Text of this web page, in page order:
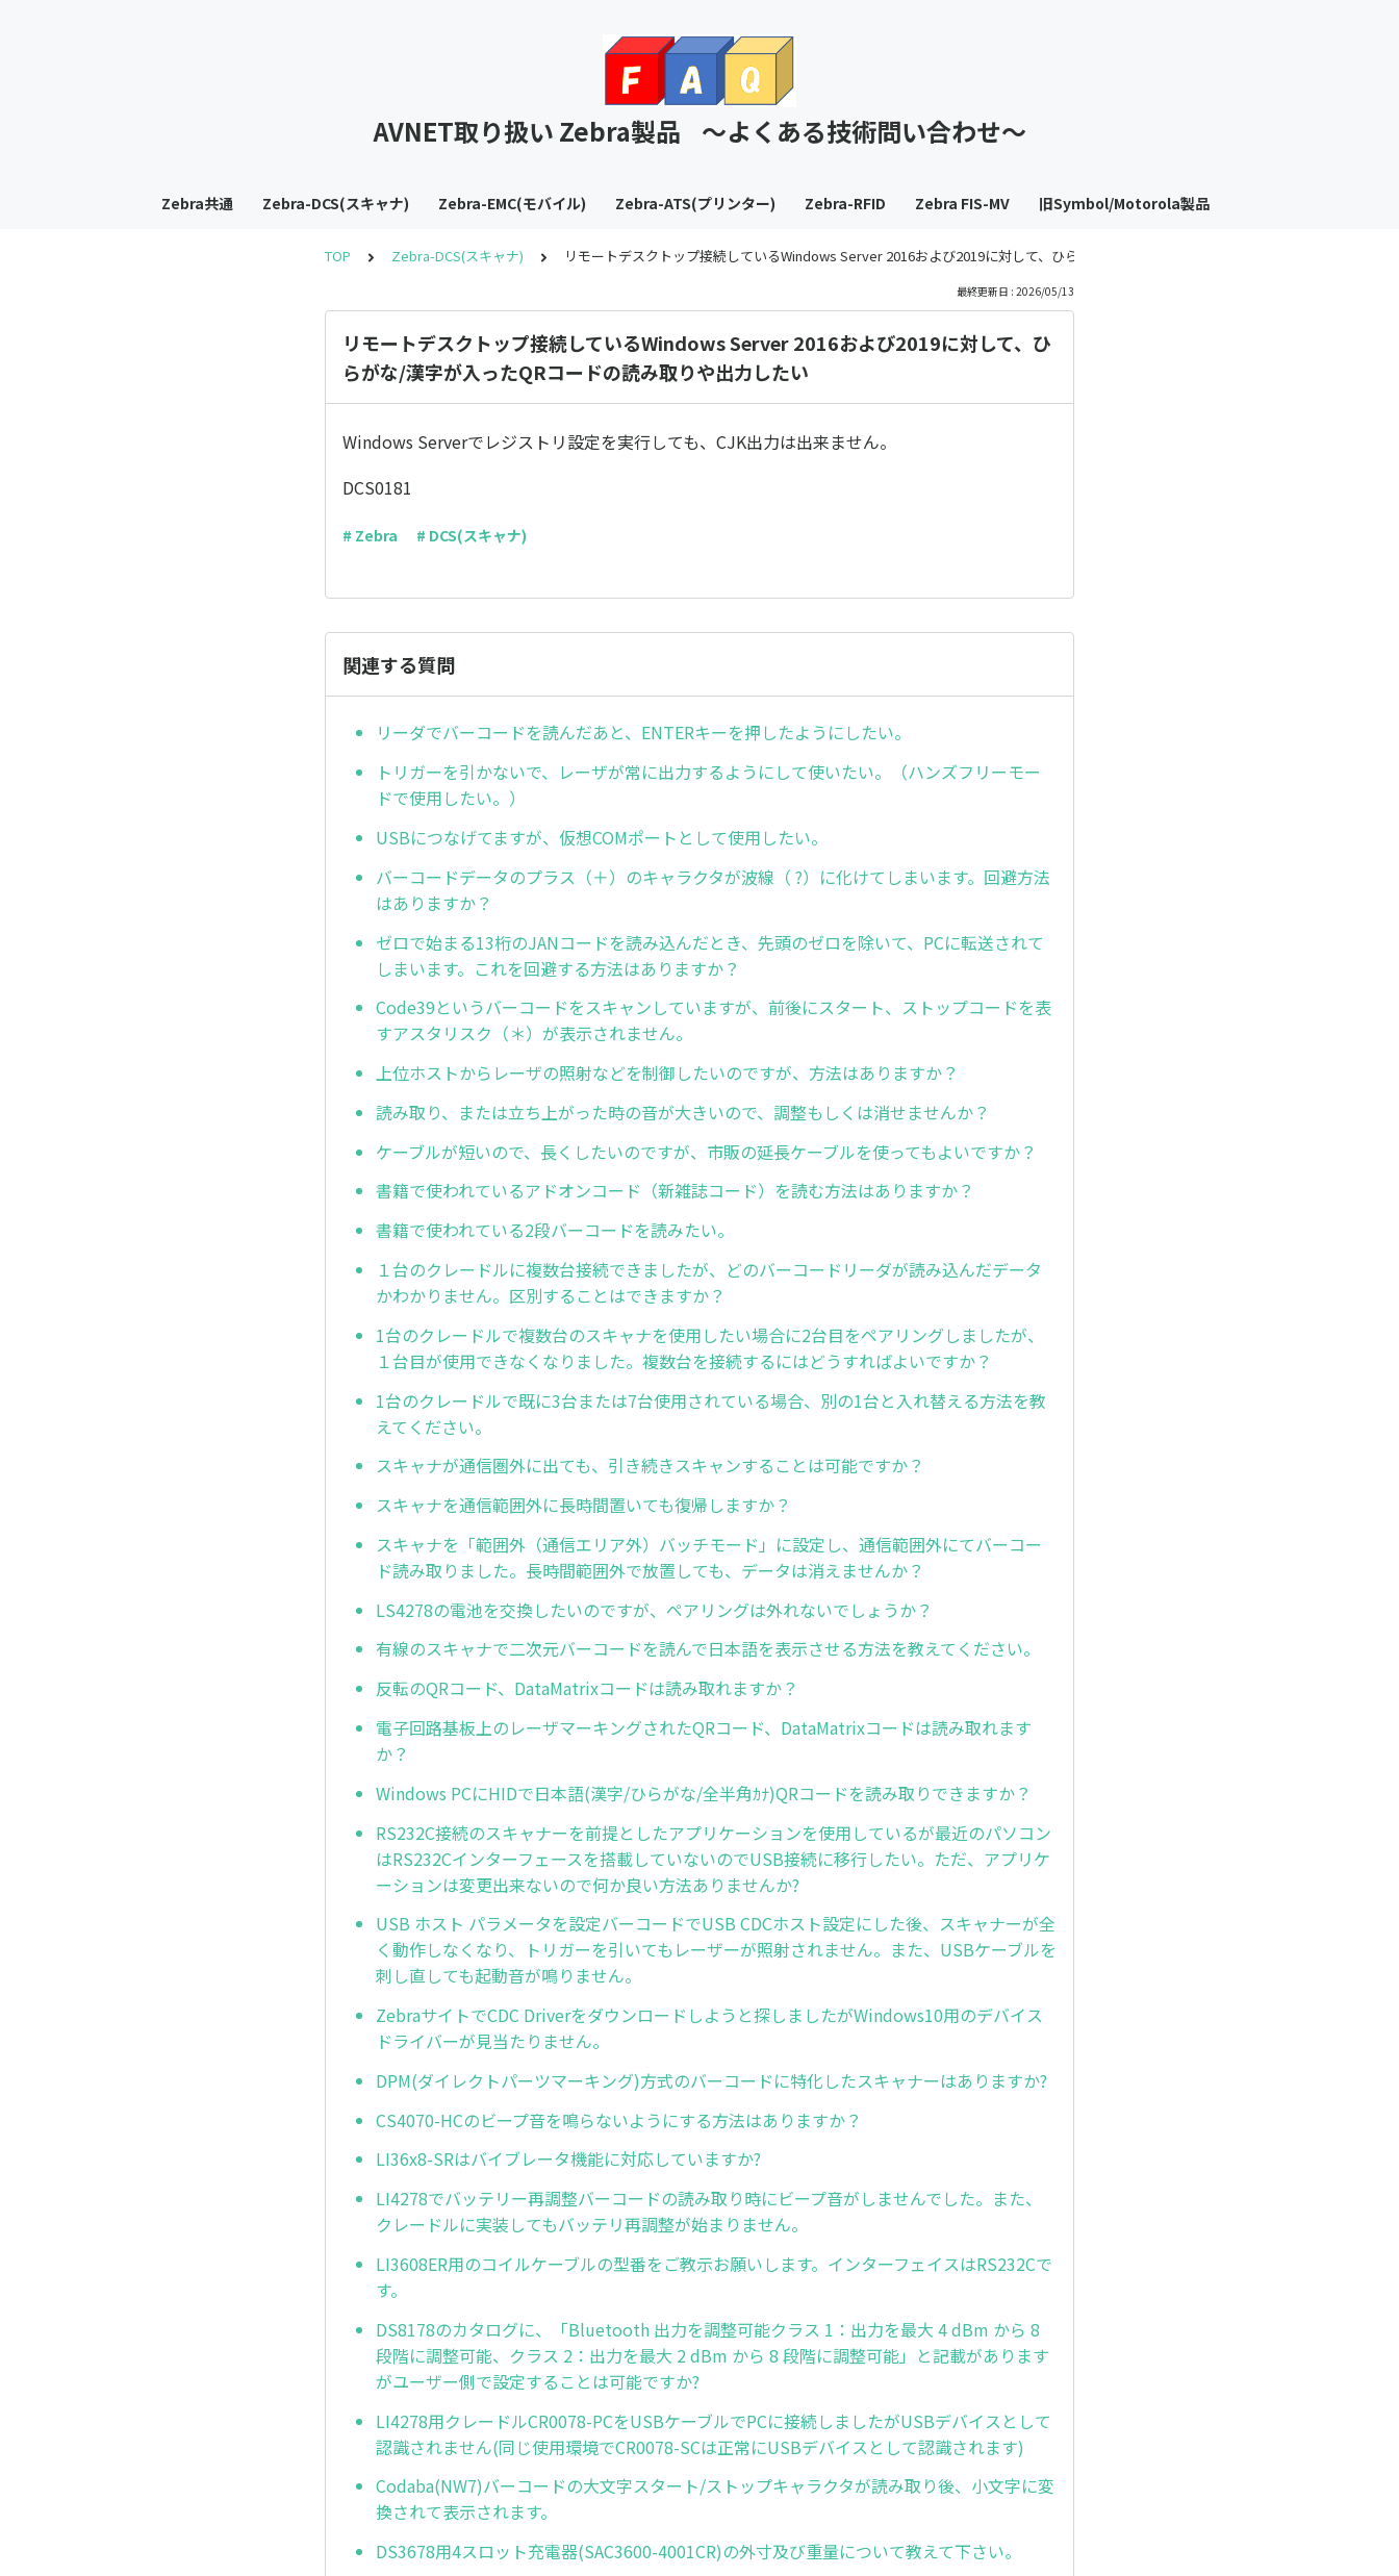
AVNET取り扱い Zebra製品 ～よくある技術問い合わせ～
Zebra共通 Zebra-DCS(スキャナ) Zebra-EMC(モバイル) Zebra-ATS(プリンター) Zebra-RFID Zebra FIS-MV 旧Symbol/Motorola製品
TOP Zebra-DCS(スキャナ) リモートデスクトップ接続しているWindows Server 2016および2019に対して、ひらがな/漢字が入ったQRコードの読み取りや出力したい
最終更新日 : 2026/05/13
リモートデスクトップ接続しているWindows Server 2016および2019に対して、ひ
らがな/漢字が入ったQRコードの読み取りや出力したい
Windows Serverでレジストリ設定を実行しても、CJK出力は出来ません。
DCS0181
# Zebra # DCS(スキャナ)
関連する質問
リーダでバーコードを読んだあと、ENTERキーを押したようにしたい。
トリガーを引かないで、レーザが常に出力するようにして使いたい。（ハンズフリーモー
ドで使用したい。）
USBにつなげてますが、仮想COMポートとして使用したい。
バーコードデータのプラス（＋）のキャラクタが波線（ ?）に化けてしまいます。回避方法
はありますか？
ゼロで始まる13桁のJANコードを読み込んだとき、先頭のゼロを除いて、PCに転送されて
しまいます。これを回避する方法はありますか？
Code39というバーコードをスキャンしていますが、前後にスタート、ストップコードを表
すアスタリスク（＊）が表示されません。
上位ホストからレーザの照射などを制御したいのですが、方法はありますか？
読み取り、または立ち上がった時の音が大きいので、調整もしくは消せませんか？
ケーブルが短いので、長くしたいのですが、市販の延長ケーブルを使ってもよいですか？
書籍で使われているアドオンコード（新雑誌コード）を読む方法はありますか？
書籍で使われている2段バーコードを読みたい。
１台のクレードルに複数台接続できましたが、どのバーコードリーダが読み込んだデータ
かわかりません。区別することはできますか？
1台のクレードルで複数台のスキャナを使用したい場合に2台目をペアリングしましたが、
１台目が使用できなくなりました。複数台を接続するにはどうすればよいですか？
1台のクレードルで既に3台または7台使用されている場合、別の1台と入れ替える方法を教
えてください。
スキャナが通信圏外に出ても、引き続きスキャンすることは可能ですか？
スキャナを通信範囲外に長時間置いても復帰しますか？
スキャナを「範囲外（通信エリア外）バッチモード」に設定し、通信範囲外にてバーコー
ド読み取りました。長時間範囲外で放置しても、データは消えませんか？
LS4278の電池を交換したいのですが、ペアリングは外れないでしょうか？
有線のスキャナで二次元バーコードを読んで日本語を表示させる方法を教えてください。
反転のQRコード、DataMatrixコードは読み取れますか？
電子回路基板上のレーザマーキングされたQRコード、DataMatrixコードは読み取れます
か？
Windows PCにHIDで日本語(漢字/ひらがな/全半角ｶﾅ)QRコードを読み取りできますか？
RS232C接続のスキャナーを前提としたアプリケーションを使用しているが最近のパソコン
はRS232Cインターフェースを搭載していないのでUSB接続に移行したい。ただ、アプリケ
ーションは変更出来ないので何か良い方法ありませんか?
USB ホスト パラメータを設定バーコードでUSB CDCホスト設定にした後、スキャナーが全
く動作しなくなり、トリガーを引いてもレーザーが照射されません。また、USBケーブルを
刺し直しても起動音が鳴りません。
ZebraサイトでCDC Driverをダウンロードしようと探しましたがWindows10用のデバイス
ドライバーが見当たりません。
DPM(ダイレクトパーツマーキング)方式のバーコードに特化したスキャナーはありますか?
CS4070-HCのビープ音を鳴らないようにする方法はありますか？
LI36x8-SRはバイブレータ機能に対応していますか?
LI4278でバッテリー再調整バーコードの読み取り時にビープ音がしませんでした。また、
クレードルに実装してもバッテリ再調整が始まりません。
LI3608ER用のコイルケーブルの型番をご教示お願いします。インターフェイスはRS232Cで
す。
DS8178のカタログに、「Bluetooth 出力を調整可能クラス 1：出力を最大 4 dBm から 8
段階に調整可能、クラス 2：出力を最大 2 dBm から 8 段階に調整可能」と記載があります
がユーザー側で設定することは可能ですか?
LI4278用クレードルCR0078-PCをUSBケーブルでPCに接続しましたがUSBデバイスとして
認識されません(同じ使用環境でCR0078-SCは正常にUSBデバイスとして認識されます)
Codaba(NW7)バーコードの大文字スタート/ストップキャラクタが読み取り後、小文字に変
換されて表示されます。
DS3678用4スロット充電器(SAC3600-4001CR)の外寸及び重量について教えて下さい。